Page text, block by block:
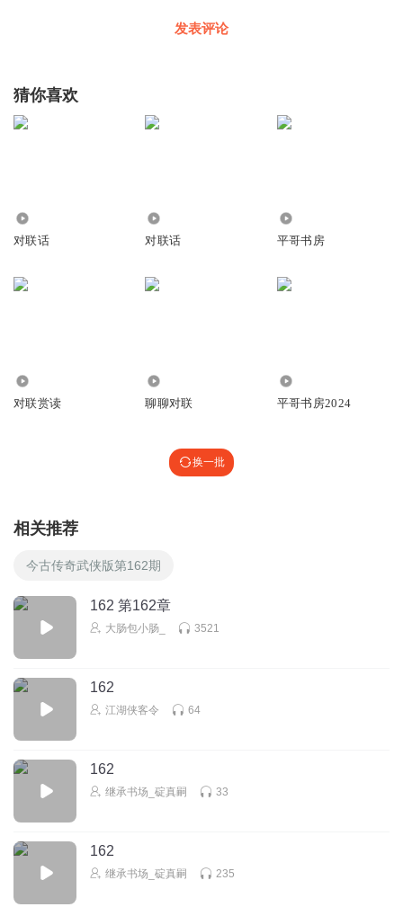
发表评论
猜你喜欢
对联话 对联话 平哥书房
对联赏读 聊聊对联 平哥书房2024
换一批
相关推荐
今古传奇武侠版第162期
162 第162章
大肠包小肠_ 3521
162
江湖侠客令 64
162
继承书场_碇真嗣 33
162
继承书场_碇真嗣 235